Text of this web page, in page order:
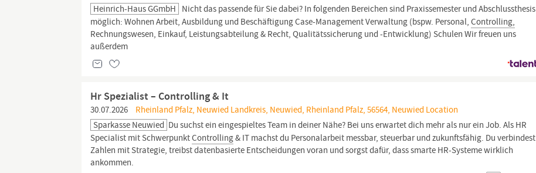
Heinrich-Haus GGmbH Nicht das passende für Sie dabei? In folgenden Bereichen sind Praxissemester und Abschlussthesis
möglich: Wohnen Arbeit, Ausbildung und Beschäftigung Case-Management Verwaltung (bspw. Personal,Controlling,
Rechnungswesen, Einkauf, Leistungsabteilung & Recht, Qualitätssicherung und -Entwicklung) Schulen Wir freuen uns
außerdem
Hr Spezialist – Controlling & It
30.07.2026
Rheinland Pfalz, Neuwied Landkreis, Neuwied, Rheinland Pfalz, 56564, Neuwied Location
Sparkasse Neuwied Du suchst ein eingespieltes Team in deiner Nähe? Bei uns erwartet dich mehr als nur ein Job. Als HR
Specialist mit SchwerpunktControlling& IT machst du Personalarbeit messbar, steuerbar und zukunftsfähig. Du verbindest
Zahlen mit Strategie, treibst datenbasierte Entscheidungen voran und sorgst dafür, dass smarte HR-Systeme wirklich
ankommen.